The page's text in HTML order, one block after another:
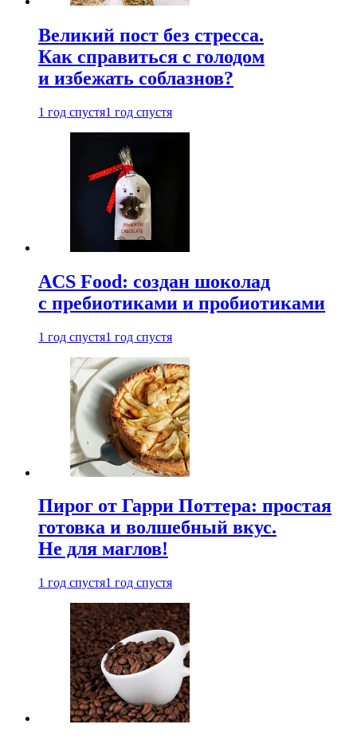
Великий пост без стресса.
Как справиться с голодом
и избежать соблазнов?
1 год спустя1 год спустя
ACS Food: создан шоколад
с пребиотиками и пробиотиками
1 год спустя1 год спустя
Пирог от Гарри Поттера: простая
готовка и волшебный вкус.
Не для маглов!
1 год спустя1 год спустя